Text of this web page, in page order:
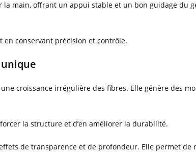
main, offrant un appui stable et un bon guidage du
conservant précision et contrôle.
croissance irrégulière des fibres. Elle génère des
la structure et d’en améliorer la durabilité.
de transparence et de profondeur. Elle permet